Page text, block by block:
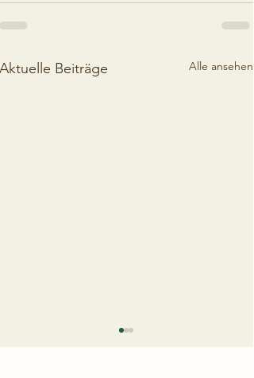
Aktuelle Beiträge Alle ansehen